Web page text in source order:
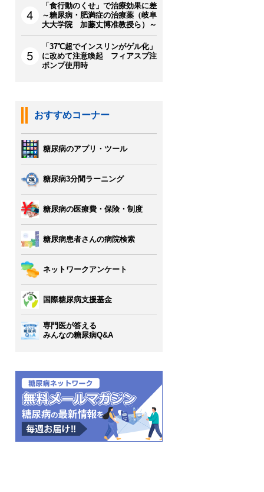
「食行動のくせ」で治療効果に差
～糖尿病・肥満症の治療薬（岐阜
大大学院 加藤丈博准教授ら）～
「37℃超でインスリンがゲル化」
に改めて注意喚起 フィアスプ注
ポンプ使用時
おすすめコーナー
糖尿病のアプリ・ツール
糖尿病3分間ラーニング
糖尿病の医療費・保険・制度
糖尿病患者さんの病院検索
ネットワークアンケート
国際糖尿病支援基金
専門医が答える
みんなの糖尿病Q&A